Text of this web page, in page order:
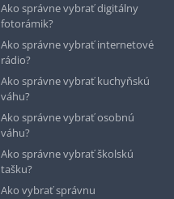
Ako správne vybrať digitálny
fotorámik?
Ako správne vybrať internetové
rádio?
Ako správne vybrať kuchyňskú
váhu?
Ako správne vybrať osobnú
váhu?
Ako správne vybrať školskú
tašku?
Ako vybrať správnu